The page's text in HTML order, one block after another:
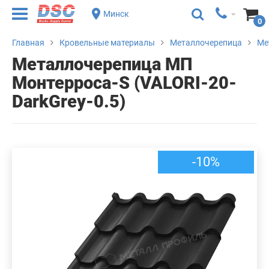
Минск
0
Главная Кровельные материалы Металлочерепица
Металлочерепица МП
Монтерроса-S (VALORI-20-
DarkGrey-0.5)
-10%